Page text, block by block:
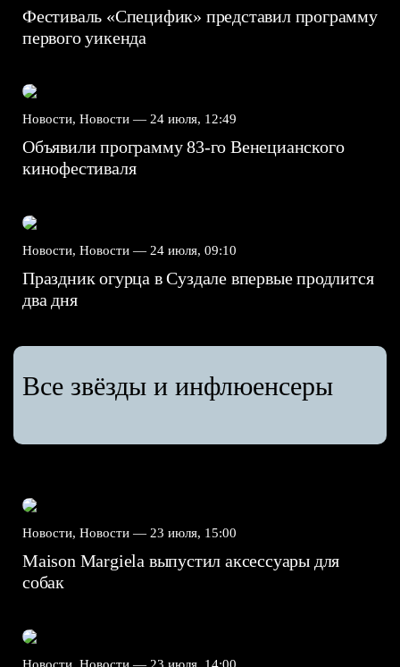
Фестиваль «Специфик» представил программу
первого уикенда
Новости, Новости — 24 июля, 12:49
Объявили программу 83-го Венецианского
кинофестиваля
Новости, Новости — 24 июля, 09:10
Праздник огурца в Суздале впервые продлится
два дня
Все звёзды и инфлюенсеры
Новости, Новости — 23 июля, 15:00
Maison Margiela выпустил аксессуары для
собак
Новости, Новости — 23 июля, 14:00